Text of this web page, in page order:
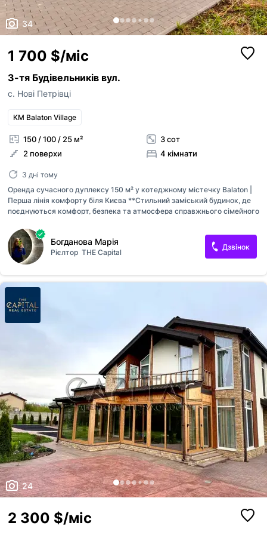
34
1 700 $/міс
3-тя Будівельників вул.
с. Нові Петрівці
КМ Balaton Village
150 / 100 / 25 м²
2 поверхи
3 сот
4 кімнати
3 дні тому
Оренда сучасного дуплексу 150 м² у котеджному містечку Balaton |
Перша лінія комфорту біля Києва **Стильний заміський будинок, де
поєднуються комфорт, безпека та атмосфера справжнього сімейного
площею 150 м²** із просторою терасою та власною земельною
ділянкою **3 сотки** у престижному котеджному містечку
**Balaton**, с. Нові Петрівці — лише за декілька хвилин від Києва. Це
ідеальний варіант для сім'ї, яка мріє жити на природі, не
відмовляючись від усіх переваг міської інфраструктури. Продумане
планування Перший поверх * простора кухня-вітальня з панорамними
вікнами та виходом на затишну терасу; * гостьова кімната, яку мо...
Богданова Марія
Рієлтор THE Capital
Дзвінок
24
2 300 $/міс